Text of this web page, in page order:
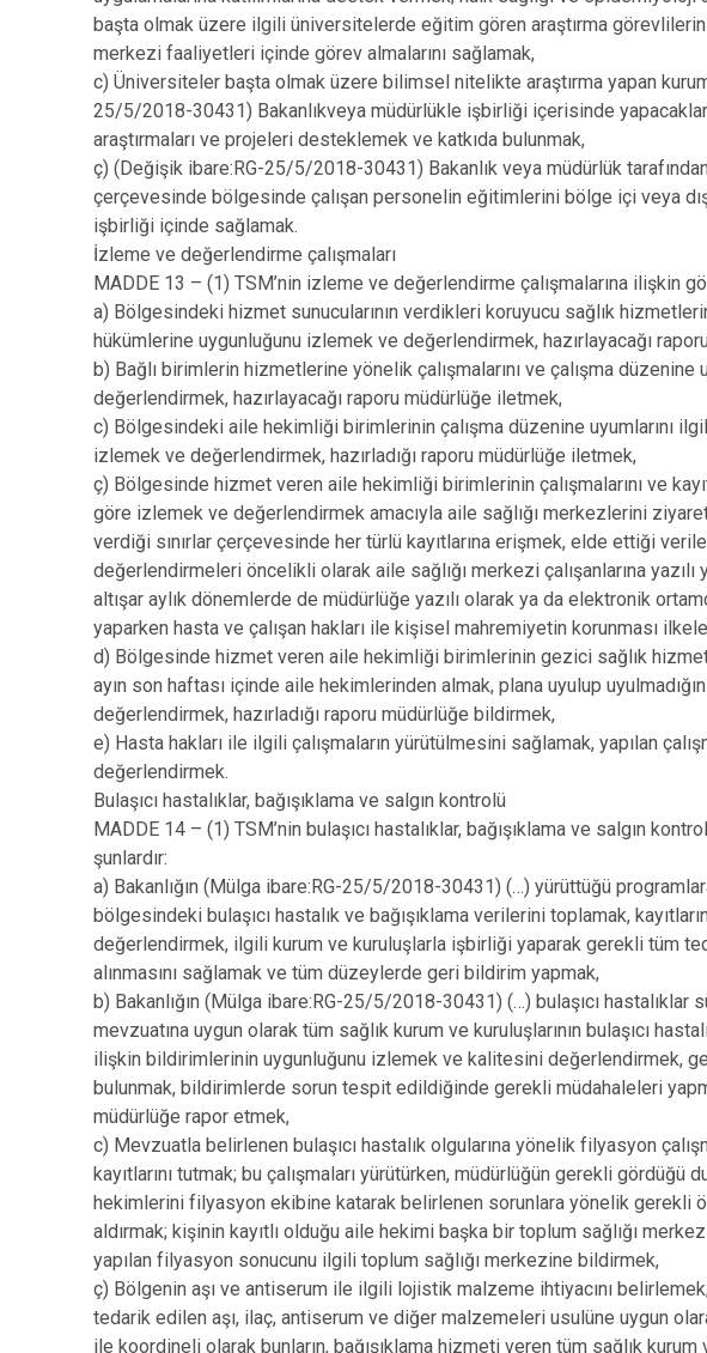
başta olmak üzere ilgili üniversitelerde eğitim gören araştırma
merkezi faaliyetleri içinde görev almalarını sağlamak,
c) Üniversiteler başta olmak üzere bilimsel nitelikte araştırma yapan
25/5/2018-30431) Bakanlıkveya müdürlükle işbirliği içerisinde
araştırmaları ve projeleri desteklemek ve katkıda bulunmak,
ç) (Değişik ibare:RG-25/5/2018-30431) Bakanlık veya müdürlük
çerçevesinde bölgesinde çalışan personelin eğitimlerini bölge içi veya
işbirliği içinde sağlamak.
İzleme ve değerlendirme çalışmaları
MADDE 13 – (1) TSM’nin izleme ve değerlendirme çalışmalarına ilişkin
a) Bölgesindeki hizmet sunucularının verdikleri koruyucu sağlık
hükümlerine uygunluğunu izlemek ve değerlendirmek, hazırlayacağı
b) Bağlı birimlerin hizmetlerine yönelik çalışmalarını ve çalışma düzenine
değerlendirmek, hazırlayacağı raporu müdürlüğe iletmek,
c) Bölgesindeki aile hekimliği birimlerinin çalışma düzenine uyumlarını
izlemek ve değerlendirmek, hazırladığı raporu müdürlüğe iletmek,
ç) Bölgesinde hizmet veren aile hekimliği birimlerinin çalışmalarını ve
göre izlemek ve değerlendirmek amacıyla aile sağlığı merkezlerini
verdiği sınırlar çerçevesinde her türlü kayıtlarına erişmek, elde ettiği
değerlendirmeleri öncelikli olarak aile sağlığı merkezi çalışanlarına yazılı
altışar aylık dönemlerde de müdürlüğe yazılı olarak ya da elektronik
yaparken hasta ve çalışan hakları ile kişisel mahremiyetin korunması
d) Bölgesinde hizmet veren aile hekimliği birimlerinin gezici sağlık
ayın son haftası içinde aile hekimlerinden almak, plana uyulup
değerlendirmek, hazırladığı raporu müdürlüğe bildirmek,
e) Hasta hakları ile ilgili çalışmaların yürütülmesini sağlamak, yapılan
değerlendirmek.
Bulaşıcı hastalıklar, bağışıklama ve salgın kontrolü
MADDE 14 – (1) TSM’nin bulaşıcı hastalıklar, bağışıklama ve salgın
şunlardır:
a) Bakanlığın (Mülga ibare:RG-25/5/2018-30431) (…) yürüttüğü
bölgesindeki bulaşıcı hastalık ve bağışıklama verilerini toplamak,
değerlendirmek, ilgili kurum ve kuruluşlarla işbirliği yaparak gerekli tüm
alınmasını sağlamak ve tüm düzeylerde geri bildirim yapmak,
b) Bakanlığın (Mülga ibare:RG-25/5/2018-30431) (…) bulaşıcı hastalıklar
mevzuatına uygun olarak tüm sağlık kurum ve kuruluşlarının bulaşıcı
ilişkin bildirimlerinin uygunluğunu izlemek ve kalitesini değerlendirmek,
bulunmak, bildirimlerde sorun tespit edildiğinde gerekli müdahaleleri
müdürlüğe rapor etmek,
c) Mevzuatla belirlenen bulaşıcı hastalık olgularına yönelik filyasyon
kayıtlarını tutmak; bu çalışmaları yürütürken, müdürlüğün gerekli gördüğü
hekimlerini filyasyon ekibine katarak belirlenen sorunlara yönelik gerekli
aldırmak; kişinin kayıtlı olduğu aile hekimi başka bir toplum sağlığı
yapılan filyasyon sonucunu ilgili toplum sağlığı merkezine bildirmek,
ç) Bölgenin aşı ve antiserum ile ilgili lojistik malzeme ihtiyacını
tedarik edilen aşı, ilaç, antiserum ve diğer malzemeleri usulüne uygun
ile koordineli olarak bunların, bağışıklama hizmeti veren tüm sağlık kurum